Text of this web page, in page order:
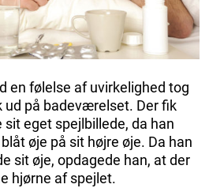
en følelse af uvirkelighed tog
ud på badeværelset. Der fik
sit eget spejlbillede, da han
øje på sit højre øje. Da han
sit øje, opdagede han, at der
hjørne af spejlet.